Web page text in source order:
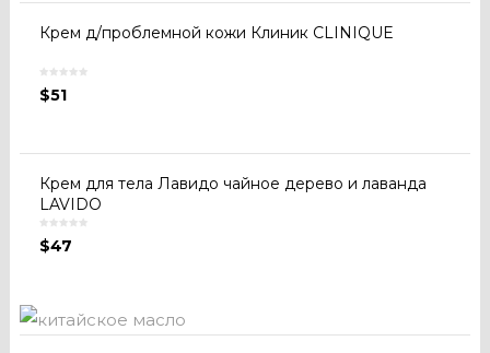
Крем д/проблемной кожи Клиник CLINIQUE
$51
Крем для тела Лавидо чайное дерево и лаванда
LAVIDO
$47